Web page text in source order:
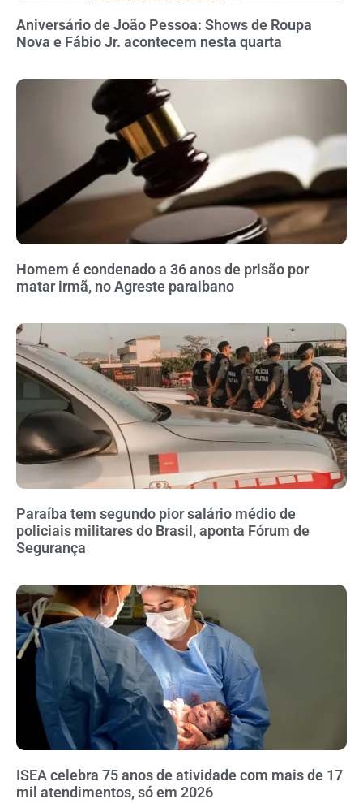
Aniversário de João Pessoa: Shows de Roupa
Nova e Fábio Jr. acontecem nesta quarta
Homem é condenado a 36 anos de prisão por
matar irmã, no Agreste paraibano
Paraíba tem segundo pior salário médio de
policiais militares do Brasil, aponta Fórum de
Segurança
ISEA celebra 75 anos de atividade com mais de 17
mil atendimentos, só em 2026